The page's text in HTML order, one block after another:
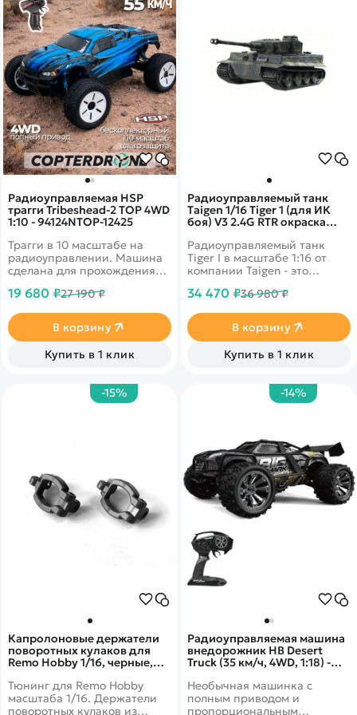
Радиоуправляемая HSP
трагги Tribeshead-2 TOP 4WD
1:10 - 94124NTOP-12425
Трагги в 10 масштабе на
радиоуправлении. Машина
сделана для прохождения
влагозащищенный
позволит Вам разгоняться до
50 км в час. Время игры - 20
минут. Цвет машины - синий.
19 680 ₽27 190 ₽
В корзину
Купить в 1 клик
Радиоуправляемый танк
Taigen 1/16 Tiger 1 (для ИК
боя) V3 2.4G RTR окраска
Радиоуправляемый танк
Tiger I в масштабе 1:16 от
компании Taigen - это
модель, имеющая высокий
металлические компоненты.
Наиболее заметным
является шикарная ручная
роспись корпуса, что делает
34 470 ₽36 980 ₽
В корзину
Купить в 1 клик
-15%
Капролоновые держатели
поворотных кулаков для
Remo Hobby 1/16, черные,
для моделей RH1631/RH1635
монстров, трагги, багги и
шорт корсов
Тюнинг для Remo Hobby
масштаба 1/16. Держатели
поворотных кулаков из
-14%
Радиоуправляемая машина
внедорожник HB Desert
Truck (35 км/ч, 4WD, 1:18) -
Необычная машинка с
полным приводом и
пропорциональным